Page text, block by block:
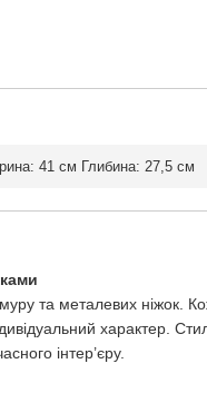
41 см Глибина: 27,5 см
та металевих ніжок.
характер.
інтер’єру.